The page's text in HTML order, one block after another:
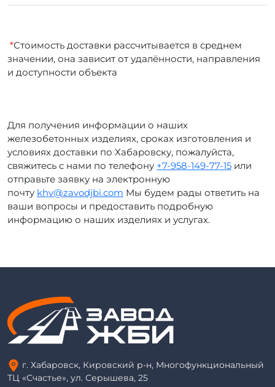
*Стоимость доставки рассчитывается в среднем
значении, она зависит от удалённости, направления
и доступности объекта
Для получения информации о наших
железобетонных изделиях, сроках изготовления и
условиях доставки по Хабаровску, пожалуйста,
свяжитесь с нами по телефону +7-958-149-77-15 или
отправьте заявку на электронную
почту khv@zavodjbi.com Мы будем рады ответить на
ваши вопросы и предоставить подробную
информацию о наших изделиях и услугах.
г. Хабаровск, Кировский р-н, Многофункциональный
ТЦ «Счастье», ул. Серышева, 25